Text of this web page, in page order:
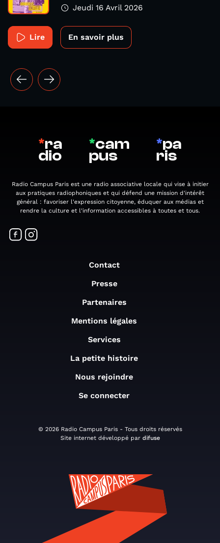
Jeudi 16 Avril 2026
Lire En savoir plus
*ra
dio
*cam
pus
*pa
ris
Radio Campus Paris est une radio associative locale qui vise à initier
aux pratiques radiophoniques et qui défend une mission d'intérêt
général : favoriser l'expression citoyenne, éduquer aux médias et
rendre la culture et l'information accessibles à toutes et tous.
Contact
Presse
Partenaires
Mentions légales
Services
La petite histoire
Nous rejoindre
Se connecter
© 2026 Radio Campus Paris - Tous droits réservés
Site internet développé par difuse